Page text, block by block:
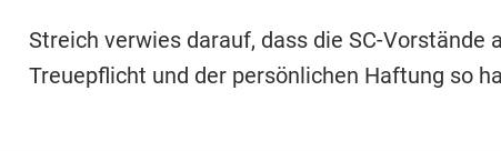
Streich verwies darauf, dass die SC-Vorstände
Treuepflicht und der persönlichen Haftung so